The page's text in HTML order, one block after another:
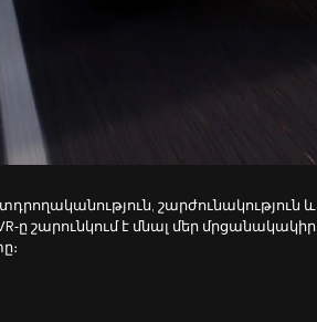
շարժունակություն և
ը շարունկում է մնալ մեր մրցանակակիր